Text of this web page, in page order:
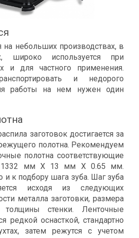
на небольших производствах, в
широко используется при
и для частного применения.
и недорого
работы на нем нужен один
заготовок достигается за
полотна. Рекомендуем
полотна соответствующие
1332 мм Х 13 мм Х 0.65 мм.
и к подбору шага зуба. Шаг зуба
исходя из следующих
металла заготовки, размера
толщины стенки. Ленточные
редкой оснасткой, стандартно
затем режутся с учетом